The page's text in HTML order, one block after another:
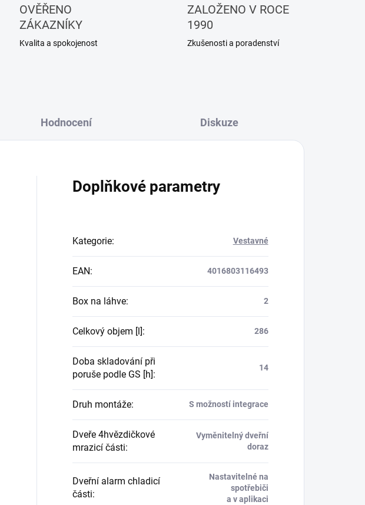
OVĚŘENO
ZÁKAZNÍKY
Kvalita a spokojenost
ZALOŽENO V ROCE
1990
Zkušenosti a poradenství
Hodnocení Diskuze
Doplňkové parametry
Kategorie: Vestavné
EAN: 4016803116493
Box na láhve: 2
Celkový objem [l]: 286
Doba skladování při
poruše podle GS [h]:
14
Druh montáže: S možností integrace
Dveře 4hvězdičkové
mrazicí části:
Vyměnitelný dveřní
doraz
Dveřní alarm chladicí
části:
Nastavitelné na
spotřebiči
a v aplikaci